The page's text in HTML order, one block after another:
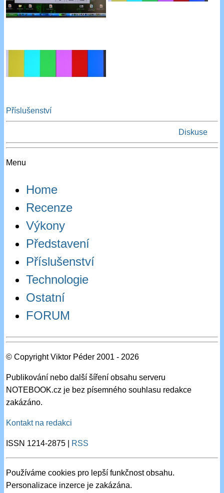
Příslušenství
Diskuse
Menu
Home
Recenze
Výkony
Představení
Příslušenství
Technologie
Ostatní
FORUM
© Copyright Viktor Péder 2001 - 2026
Publikování nebo další šíření obsahu serveru
NOTEBOOK.cz je bez písemného souhlasu redakce
zakázáno.
Kontakt na redakci
ISSN 1214-2875 | RSS
Používáme cookies pro lepší funkčnost obsahu.
Personalizace inzerce je zakázána.